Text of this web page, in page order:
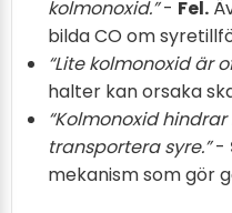
kolmonoxid.”- Fel.
bilda CO om
“Lite kolmonoxid är
halter kan orsaka
“Kolmonoxid
transportera syre.”-
mekanism som gör